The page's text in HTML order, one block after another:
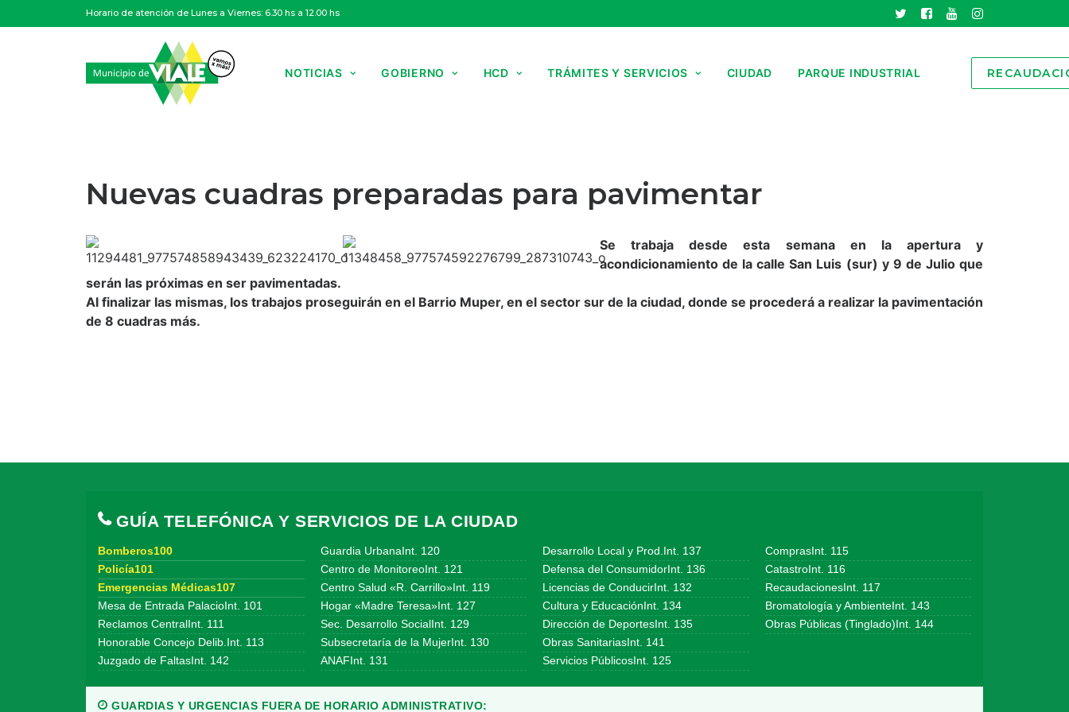
Horario de atención de Lunes a Viernes: 6.30 hs a 12.00 hs
NOTICIAS GOBIERNO HCD TRÁMITES Y SERVICIOS CIUDAD PARQUE INDUSTRIAL
Nuevas cuadras preparadas para pavimentar
Se trabaja desde esta semana en la apertura y
acondicionamiento de la calle San Luis (sur) y 9 de Julio que
serán las próximas en ser pavimentadas.
Al finalizar las mismas, los trabajos proseguirán en el Barrio Muper, en el sector sur de la ciudad, donde se procederá a realizar la pavimentación
de 8 cuadras más.
GUÍA TELEFÓNICA Y SERVICIOS DE LA CIUDAD
Bomberos100
Policía101
Emergencias Médicas107
Mesa de Entrada PalacioInt. 101
Reclamos CentralInt. 111
Honorable Concejo Delib.Int. 113
Juzgado de FaltasInt. 142
Guardia UrbanaInt. 120
Centro de MonitoreoInt. 121
Centro Salud «R. Carrillo»Int. 119
Hogar «Madre Teresa»Int. 127
Sec. Desarrollo SocialInt. 129
Subsecretaría de la MujerInt. 130
ANAFInt. 131
Desarrollo Local y Prod.Int. 137
Defensa del ConsumidorInt. 136
Licencias de ConducirInt. 132
Cultura y EducaciónInt. 134
Dirección de DeportesInt. 135
Obras SanitariasInt. 141
Servicios PúblicosInt. 125
ComprasInt. 115
CatastroInt. 116
RecaudacionesInt. 117
Bromatología y AmbienteInt. 143
Obras Públicas (Tinglado)Int. 144
GUARDIAS Y URGENCIAS FUERA DE HORARIO ADMINISTRATIVO: